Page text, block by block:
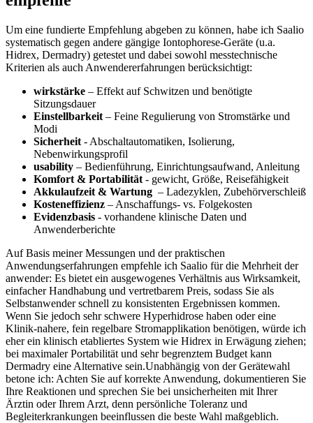
Um eine fundierte Empfehlung abgeben zu können, habe ich Saalio
⁣systematisch gegen andere gängige⁣ Iontophorese‑Geräte ​(u.a.
Hidrex, Dermadry) getestet ⁤und dabei sowohl messtechnische
Kriterien als auch ‌Anwendererfahrungen berücksichtigt:
wirkstärke – Effekt auf Schwitzen und ⁢benötigte
Sitzungsdauer
Einstellbarkeit – Feine Regulierung‍ von Stromstärke und
Modi
Sicherheit ⁤-⁢ Abschaltautomatiken, Isolierung,
Nebenwirkungsprofil
usability – Bedienführung, ‍Einrichtungsaufwand, Anleitung
Komfort & Portabilität -‍ gewicht, Größe,⁤ Reisefähigkeit
Akkulaufzeit​ & Wartung ‌ – Ladezyklen, Zubehörverschleiß
Kosteneffizienz – Anschaffungs- vs. Folgekosten
Evidenzbasis ⁤- vorhandene‍ klinische ⁢Daten und
Anwenderberichte
Auf Basis meiner Messungen und der praktischen
Anwendungserfahrungen⁤ empfehle​ ich Saalio für die Mehrheit der
anwender: Es bietet ein ausgewogenes Verhältnis aus Wirksamkeit, ​
einfacher Handhabung und ⁢vertretbarem⁣ Preis, ⁣sodass Sie als
Selbstanwender schnell zu konsistenten ⁣Ergebnissen kommen.
Wenn⁢ Sie jedoch sehr schwere Hyperhidrose haben oder ‌eine⁣
Klinik‑nahere, ​fein regelbare Stromapplikation⁣ benötigen,⁢ würde ich
eher⁤ ein ⁢klinisch ⁢etabliertes​ System wie Hidrex in Erwägung ziehen;
bei maximaler Portabilität und sehr⁣ begrenztem Budget kann
‌Dermadry eine Alternative sein.Unabhängig von der Gerätewahl
betone ich: Achten Sie auf korrekte Anwendung, dokumentieren Sie
‍Ihre ​Reaktionen und sprechen ‍Sie bei unsicherheiten‌ mit Ihrer
Ärztin oder⁣ Ihrem Arzt, denn ‌persönliche Toleranz ‌und
Begleiterkrankungen beeinflussen ​die beste Wahl ⁤maßgeblich.